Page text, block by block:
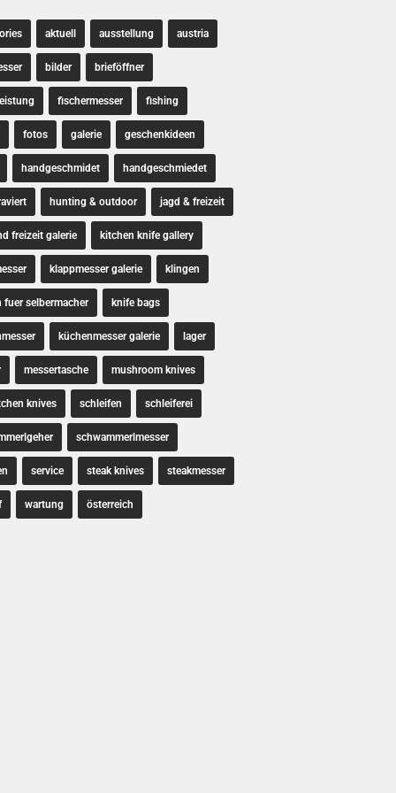
aktuell ausstellung austria
bilder brieföffner
fischermesser fishing
fotos galerie geschenkideen
handgeschmidet handgeschmiedet
hunting & outdoor jagd & freizeit
freizeit galerie kitchen knife gallery
klappmesser galerie klingen
fuer selbermacher knife bags
küchenmesser galerie lager
messertasche mushroom knives
knives schleifen schleiferei
schwammerlmesser
service steak knives steakmesser
wartung österreich